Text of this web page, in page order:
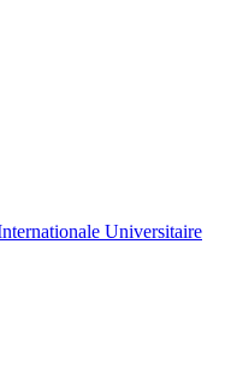
Universitaire